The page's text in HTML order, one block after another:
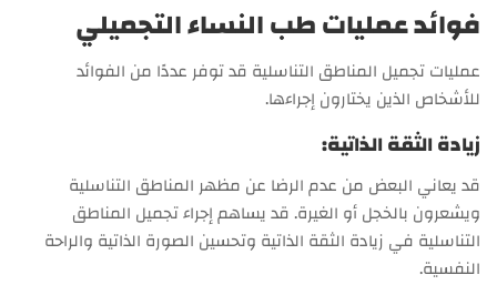
فوائد عمليات طب النساء التجميلي
عمليات تجميل المناطق التناسلية قد توفر عددًا من الفوائد
للأشخاص الذين يختارون إجراءها.
زيادة الثقة الذاتية:
قد يعاني البعض من عدم الرضا عن مظهر المناطق التناسلية
ويشعرون بالخجل أو الغيرة. قد يساهم إجراء تجميل المناطق
التناسلية في زيادة الثقة الذاتية وتحسين الصورة الذاتية والراحة
النفسية.